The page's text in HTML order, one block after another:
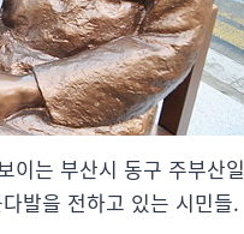
이는 부산시 동구 주부산일
발을 전하고 있는 시민들.